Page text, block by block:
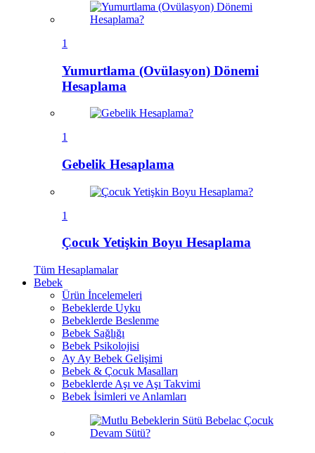
1
Yumurtlama (Ovülasyon) Dönemi
Hesaplama
1
Gebelik Hesaplama
1
Çocuk Yetişkin Boyu Hesaplama
Tüm Hesaplamalar
Bebek
Ürün İncelemeleri
Bebeklerde Uyku
Bebeklerde Beslenme
Bebek Sağlığı
Bebek Psikolojisi
Ay Ay Bebek Gelişimi
Bebek & Çocuk Masalları
Bebeklerde Aşı ve Aşı Takvimi
Bebek İsimleri ve Anlamları